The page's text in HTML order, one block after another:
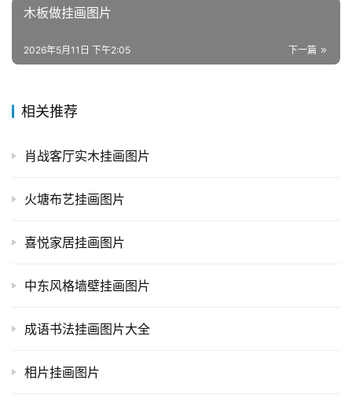
木板做挂画图片
下一篇
2026年5月11日 下午2:05
相关推荐
肖战客厅实木挂画图片
火塘布艺挂画图片
喜悦家居挂画图片
中东风格墙壁挂画图片
成语书法挂画图片大全
相片挂画图片